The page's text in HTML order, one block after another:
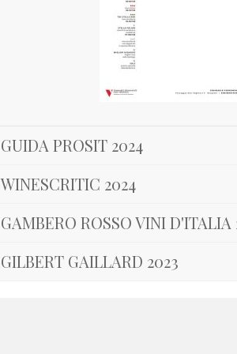
GUIDA PROSIT 2024
WINESCRITIC 2024
GAMBERO ROSSO VINI D'ITALIA
GILBERT GAILLARD 2023